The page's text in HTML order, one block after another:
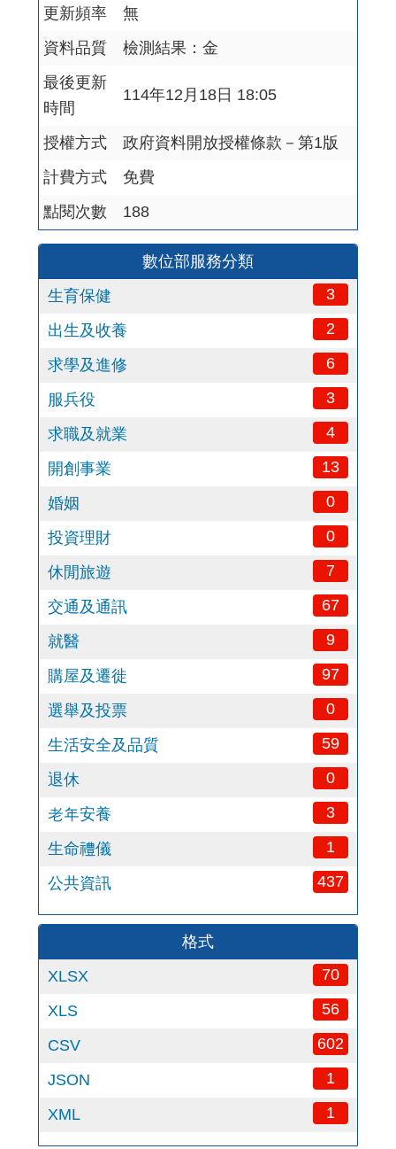
數位部服務分類
生育保健
3
出生及收養 2
求學及進修 6
服兵役 3
求職及就業 4
開創事業 13
婚姻 0
投資理財 0
休閒旅遊 7
交通及通訊 67
就醫 9
購屋及遷徙 97
選舉及投票 0
生活安全及品質 59
退休 0
老年安養 3
生命禮儀 1
公共資訊 437
格式
XLSX
70
XLS 56
CSV 602
JSON 1
XML 1
更新頻率
無
資料品質
檢測結果：金
最後更新
時間
114年12月18日 18:05
授權方式
政府資料開放授權條款－第1版
計費方式
免費
點閱次數
188